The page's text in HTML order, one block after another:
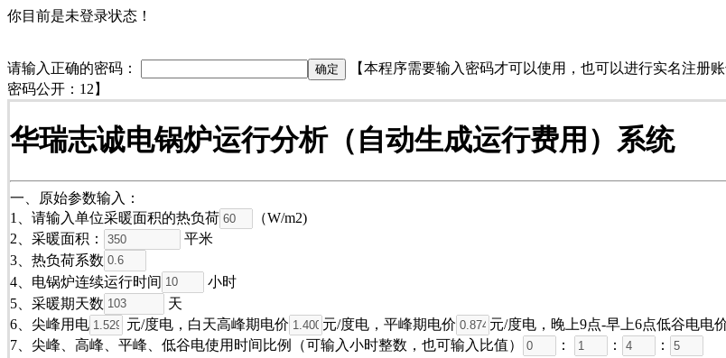
你目前是未登录状态！
请输入正确的密码：
【本程序需要输入密码才可以使用，也可以进行实名注册
密码公开：12】
华瑞志诚电锅炉运行分析（自动生成运行费用）系统
一、原始参数输入：
1、请输入单位采暖面积的热负荷
（W/m2)
2、采暖面积：
平米
3、热负荷系数
4、电锅炉连续运行时间
小时
5、采暖期天数
天
6、尖峰用电
元/度电，白天高峰期电价 元/度电，平峰期电价 元/度电，晚上9点-早上6点低谷电电
7、尖峰、高峰、平峰、低谷电使用时间比例（可输入小时整数，也可输入比值）
： ： ：